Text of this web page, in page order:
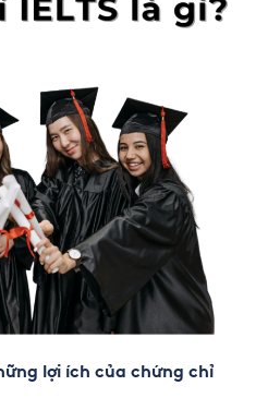
lợi ích của chứng chỉ